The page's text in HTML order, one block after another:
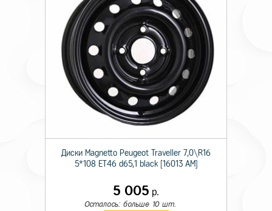
Диски Magnetto Peugeot Traveller 7,0\R16
5*108 ET46 d65,1 black [16013 AM]
5 005 р.
Осталось: больше 10 шт.